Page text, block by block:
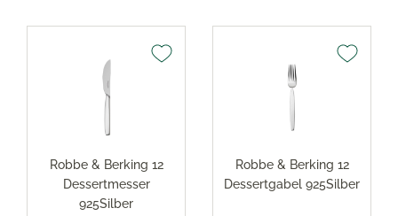
Robbe & Berking 12
Dessertmesser
925Silber
Robbe & Berking 12
Dessertgabel 925Silber